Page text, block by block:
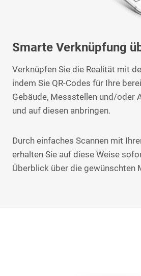
Smarte Verknüpfung
Verknüpfen Sie die Realität mit
indem Sie QR-Codes für Ihre
Gebäude, Messstellen und/oder
und auf diesen anbringen.
Durch einfaches Scannen mit
erhalten Sie auf diese Weise
Überblick über die gewünschten